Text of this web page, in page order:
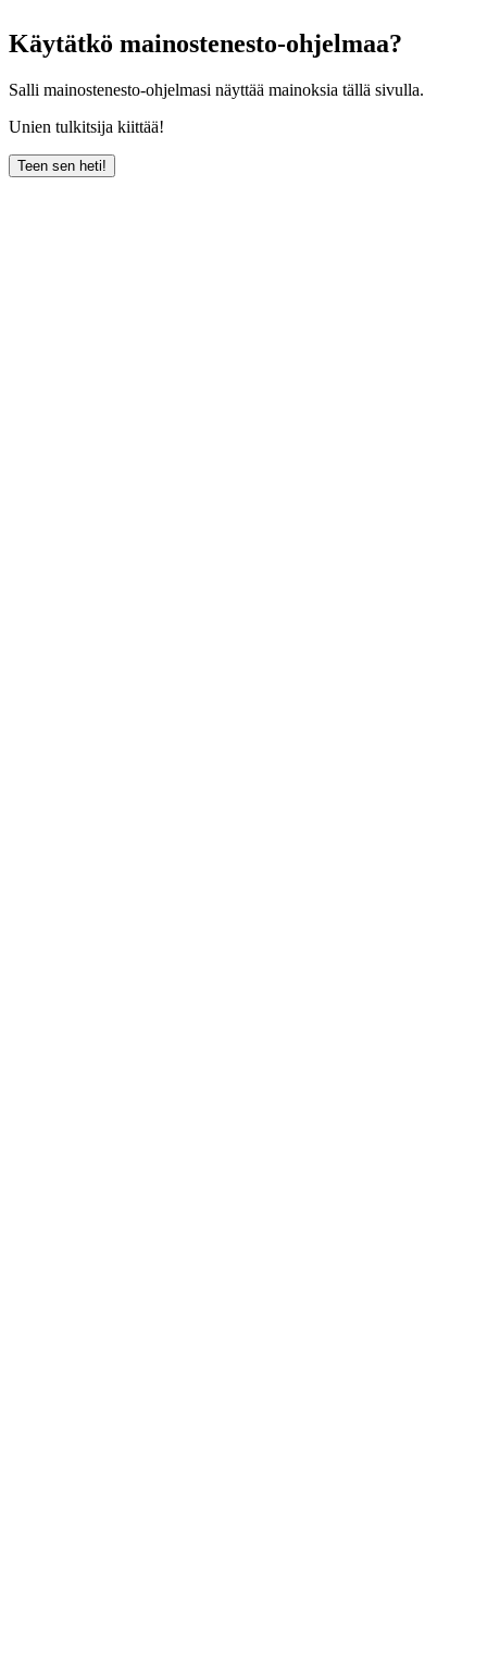
Käytätkö mainostenesto-ohjelmaa?
Salli mainostenesto-ohjelmasi näyttää mainoksia tällä sivulla.
Unien tulkitsija kiittää!
Teen sen heti!